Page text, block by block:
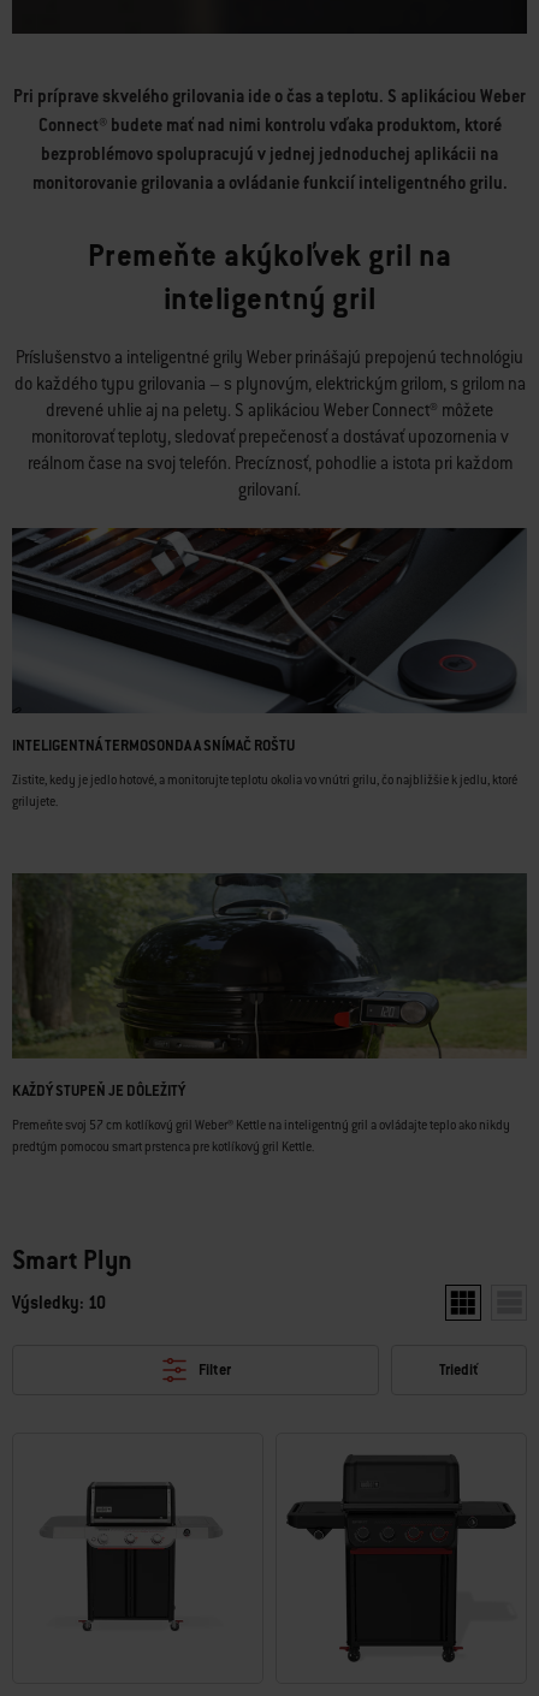
Pri príprave skvelého grilovania ide o čas a teplotu. S aplikáciou Weber
Connect® budete mať nad nimi kontrolu vďaka produktom, ktoré
bezproblémovo spolupracujú v jednej jednoduchej aplikácii na
monitorovanie grilovania a ovládanie funkcií inteligentného grilu.
Premeňte akýkoľvek gril na
inteligentný gril
Príslušenstvo a inteligentné grily Weber prinášajú prepojenú technológiu
do každého typu grilovania – s plynovým, elektrickým grilom, s grilom na
drevené uhlie aj na pelety. S aplikáciou Weber Connect® môžete
monitorovať teploty, sledovať prepečenosť a dostávať upozornenia v
reálnom čase na svoj telefón. Precíznosť, pohodlie a istota pri každom
grilovaní.
INTELIGENTNÁ TERMOSONDA A SNÍMAČ ROŠTU
Zistite, kedy je jedlo hotové, a monitorujte teplotu okolia vo vnútri grilu, čo najbližšie k jedlu, ktoré
grilujete.
KAŽDÝ STUPEŇ JE DÔLEŽITÝ
Premeňte svoj 57 cm kotlíkový gril Weber® Kettle na inteligentný gril a ovládajte teplo ako nikdy
predtým pomocou smart prstenca pre kotlíkový gril Kettle.
Smart Plyn
Výsledky: 10 Zobraziť
Filter Triediť